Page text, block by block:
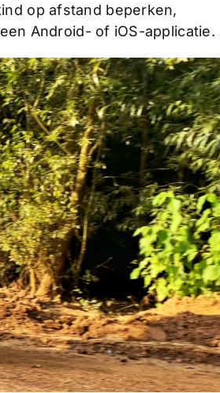
op afstand beperken,
Android- of iOS-applicatie.